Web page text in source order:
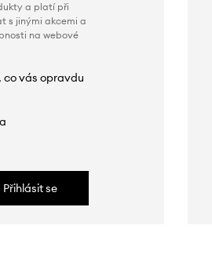
a platí při
s jinými akcemi a
na webové
co vás opravdu
Přihlásit se